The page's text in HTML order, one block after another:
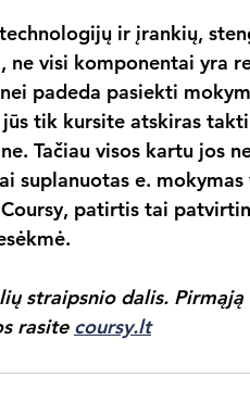
ir įrankių,
ne visi komponentai yra
padeda pasiekti
tik kursite atskiras
Tačiau visos kartu jos
suplanuotas e.
patirtis tai
straipsnio dalis.
rasite coursy.lt